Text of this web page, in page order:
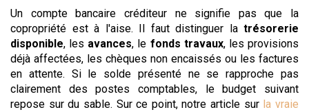
Un compte bancaire créditeur ne signifie pas que la
copropriété est à l'aise. Il faut distinguer la trésorerie
disponible, les avances, le fonds travaux, les provisions
déjà affectées, les chèques non encaissés ou les factures
en attente. Si le solde présenté ne se rapproche pas
clairement des postes comptables, le budget suivant
repose sur du sable. Sur ce point, notre article sur la vraie